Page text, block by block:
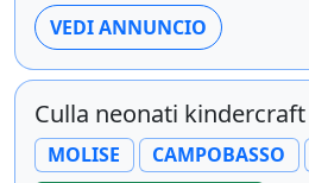
VEDI ANNUNCIO
Culla neonati kindercraft
MOLISE CAMPOBASSO